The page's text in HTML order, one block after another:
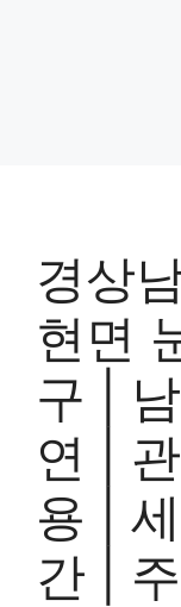
경상
현면
구 |
연 |
용 |
간 |